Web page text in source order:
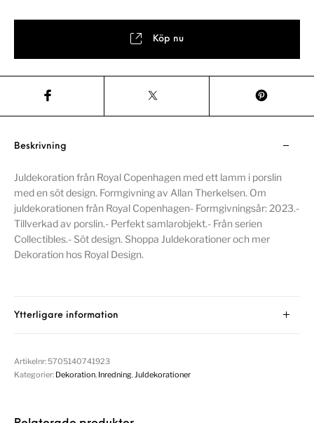
Köp nu
Beskrivning
Juldekoration från Royal Copenhagen med ett lamm i porslin
med en söt design. Formgivning av Allan Therkelsen. Om
juldekorationen från Royal Copenhagen- Formgivningsår: 2023.-
Tillverkad av porslin.- Perfekt samlarobjekt.- Från serien
Collectibles.- Söt design. Shoppa Juldekorationer och mer
Dekoration hos Royal Design.
Ytterligare information
Artikelnr: 5705140741923
Kategorier: Dekoration Inredning Juldekorationer